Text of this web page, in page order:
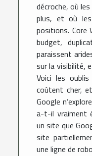
décroche, où
plus, et où
positions. Core
budget,
paraissent
sur la visibilité,
Voici les
coûtent cher,
Google
a-t-il vraiment
un site que
site
une ligne de